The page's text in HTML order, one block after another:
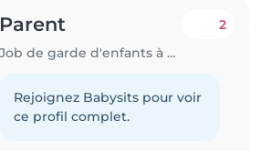
Parent
Job de garde d'enfants à Les Mureaux
2
Rejoignez Babysits pour voir
ce profil complet.